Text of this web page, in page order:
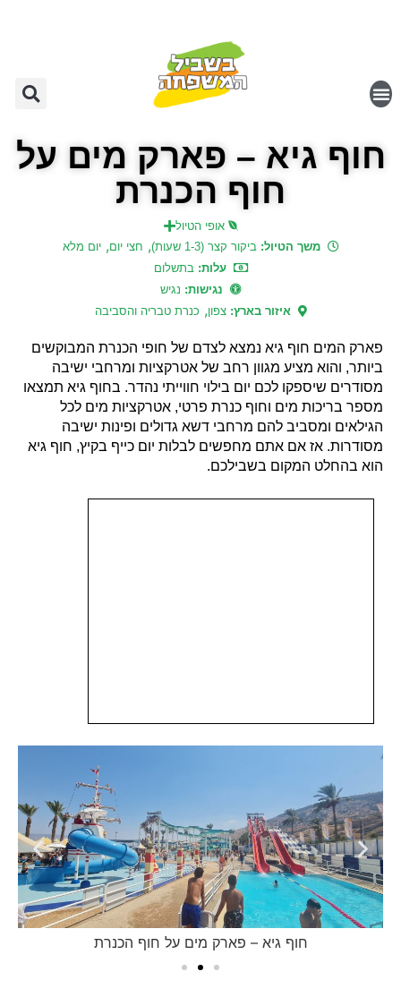
חוף גיא – פארק מים על
חוף הכנרת
אופי הטיול
משך הטיול:ביקור קצר (1-3 שעות) , חצי יום, יום מלא
עלות:בתשלום
נגישות: נגיש
איזור בארץ:צפון, כנרת טבריה והסביבה
פארק המים חוף גיא נמצא לצדם של חופי הכנרת המבוקשים
ביותר, והוא מציע מגוון רחב של אטרקציות ומרחבי ישיבה
מסודרים שיספקו לכם יום בילוי חווייתי נהדר. בחוף גיא תמצאו
מספר בריכות מים וחוף כנרת פרטי, אטרקציות מים לכל
הגילאים ומסביב להם מרחבי דשא גדולים ופינות ישיבה
מסודרות. אז אם אתם מחפשים לבלות יום כייף בקיץ, חוף גיא
הוא בהחלט המקום בשבילכם.
חוף גיא – פארק מים על חוף הכנרת